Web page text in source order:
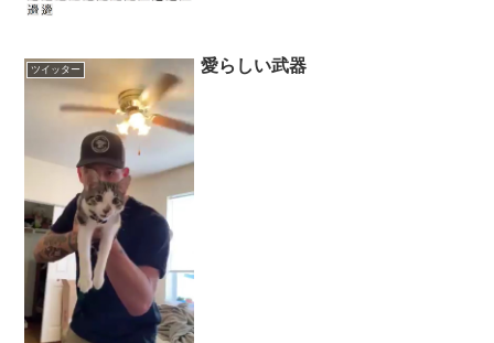
ツイッター 愛らしい武器